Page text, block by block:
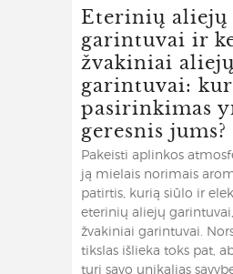
Eterinių aliejų
garintuvai ir
žvakiniai aliejų
garintuvai:
pasirinkimas
geresnis jums?
Pakeisti aplinkos
ją mielais norimais
patirtis, kurią siūlo ir
eterinių aliejų
žvakiniai garintuvai.
tikslas išlieka toks pat,
turi savo unikalias